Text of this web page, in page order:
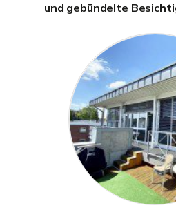
und gebündelte